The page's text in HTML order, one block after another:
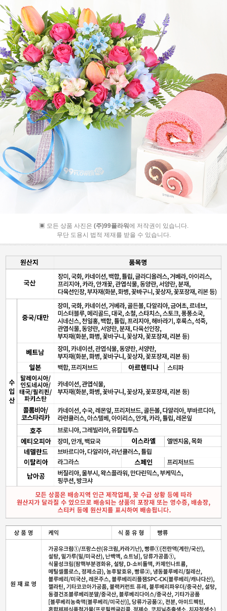
▣ 모든 상품 사진은 (주)99플라워에 저작권이 있습니다.
무단 도용시 법적 제재를 받을 수 있습니다.